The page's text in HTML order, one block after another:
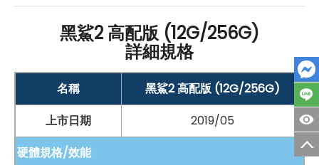
結合，使玩家享受沉浸式的遊戲體驗。此外，採用 Fast
Finger 技術，通過定制觸控晶片、定制演算法、達到
螢幕觸控採樣率，讓觸控回應速度大幅提升；支援
Magic Press，實現螢幕壓感操作，使兩指操作取代四指
聯動，讓手機左右兩區可調整面積的壓感區域並同時作
業，且具備獨立映射，能將壓感操作對應到遊戲中的任何
功能鍵，為遊戲操作體驗帶來極大的優化。
黑鯊2 高配版 (12G/256G)
詳細規格
名稱
黑鯊2 高配版 (12G/256G)
上市日期
2019/05
硬體規格/效能